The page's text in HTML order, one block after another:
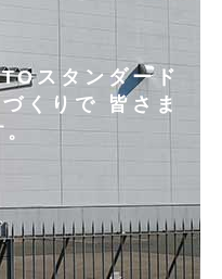
スタンダード
くりで
皆さま